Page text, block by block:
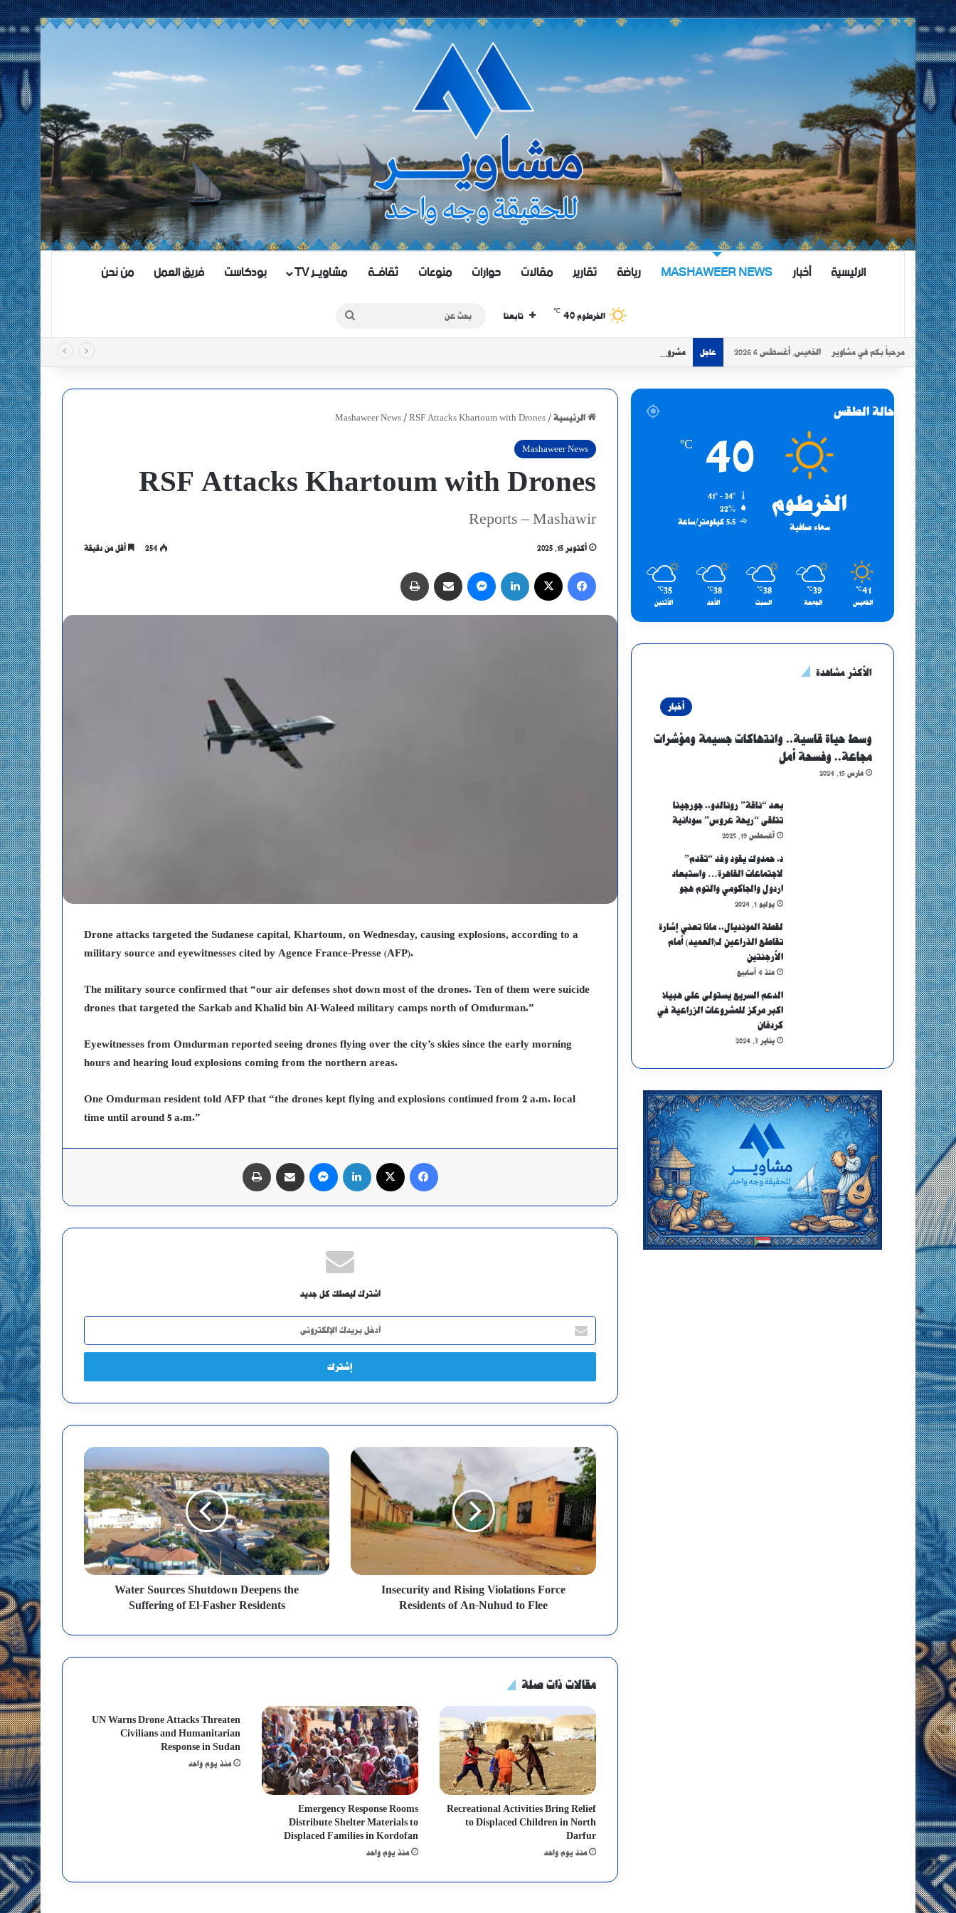
الرئيسية أخبار MASHAWEER NEWS رياضة تقارير مقالات حوارات منوعات ثقافــة مشاويــر TV بودكاست فريق العمل من نحن
الخرطوم 40
℃
تابعنا بحث
عن
مرحباً بكم في مشاوير الخميس, أغسطس 6 2026 عاجل مشروع مطابخ جماعية للنازحين في شمال دارفور
الرئيسية /
Mashaweer News / RSF Attacks Khartoum with Drones
Mashaweer News
RSF Attacks Khartoum with Drones
Reports – Mashawir
أكتوبر 15, 2025 254 أقل من دقيقة
فيسبوك لينكدإن ماسنجر مشاركة عبر البريد
Drone attacks targeted the Sudanese capital, Khartoum, on Wednesday, causing explosions, according to a
military source and eyewitnesses cited by Agence France-Presse (AFP).
The military source confirmed that “our air defenses shot down most of the drones. Ten of them were suicide
drones that targeted the Sarkab and Khalid bin Al-Waleed military camps north of Omdurman.”
Eyewitnesses from Omdurman reported seeing drones flying over the city’s skies since the early morning
hours and hearing loud explosions coming from the northern areas.
One Omdurman resident told AFP that “the drones kept flying and explosions continued from 2 a.m. local
time until around 5 a.m.”
فيسبوك لينكدإن ماسنجر مشاركة عبر البريد
اشترك ليصلك كل جديد
أدخل
بريدك
الإلكتروني
Insecurity and Rising Violations Force
Residents of An-Nuhud to Flee
Water Sources Shutdown Deepens the
Suffering of El-Fasher Residents
مقالات ذات صلة
Recreational Activities Bring Relief
to Displaced Children in North
Darfur
منذ يوم واحد
Emergency Response Rooms
Distribute Shelter Materials to
Displaced Families in Kordofan
منذ يوم واحد
UN Warns Drone Attacks Threaten
Civilians and Humanitarian
Response in Sudan
منذ يوم واحد
حالة الطقس
الخرطوم
سماء صافية
40
℃
22%
5.5 كيلومتر/ساعة
41
℃
الخميس
39
℃
الجمعة
38
℃
السبت
38
℃
الأحد
35
℃
الأثنين
الأكثر مشاهدة
أخبار
وسط حياة قاسية.. وانتهاكات جسيمة ومؤشرات
مجاعة.. وفسحة أمل
مارس 15, 2024
بعد “ناقة” رونالدو.. جورجينا
تتلقى “ريحة عروس” سودانية
أغسطس 19, 2025
د. حمدوك يقود وفد “تقدم”
لاجتماعات القاهرة… واستبعاد
اردول والجاكومي والتوم هجو
يوليو 1, 2024
لقطة المونديال.. ماذا تعني إشارة
تقاطع الذراعين لـ(العميد) أمام
الأرجنتين
منذ 4 أسابيع
الدعم السريع يستولى على هبيلا
اكبر مركز للمشروعات الزراعية في
كردفان
يناير 3, 2024